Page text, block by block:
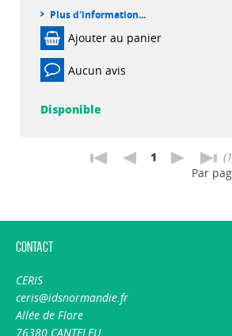
Plus d'information...
Ajouter au panier
Aucun avis
Disponible
1
Par
Contact
CERIS
ceris@idsnormandie.fr
Allée de Flore
76380 CANTELEU